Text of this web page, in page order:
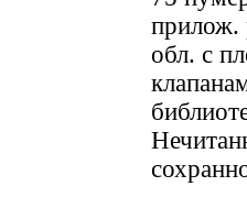
прилож.
обл. с